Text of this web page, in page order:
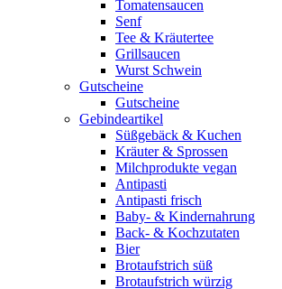
Tomatensaucen
Senf
Tee & Kräutertee
Grillsaucen
Wurst Schwein
Gutscheine
Gutscheine
Gebindeartikel
Süßgebäck & Kuchen
Kräuter & Sprossen
Milchprodukte vegan
Antipasti
Antipasti frisch
Baby- & Kindernahrung
Back- & Kochzutaten
Bier
Brotaufstrich süß
Brotaufstrich würzig